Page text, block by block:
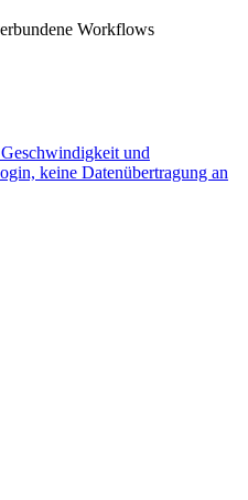
Workflows
und
keine Datenübertragung an